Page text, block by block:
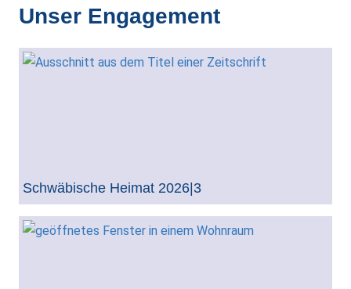
Unser Engagement
Schwäbische Heimat 2026|3